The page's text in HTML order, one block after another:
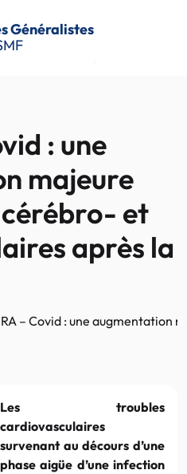
Généralistes
: une
majeure
et
après la
– Covid : une augmentation
Les troubles
cardiovasculaires
survenant au décours d’une
phase aigüe d’une infection